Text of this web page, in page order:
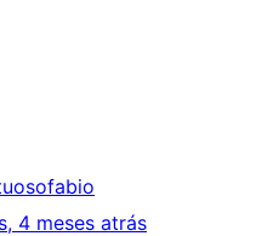
4 meses atrás